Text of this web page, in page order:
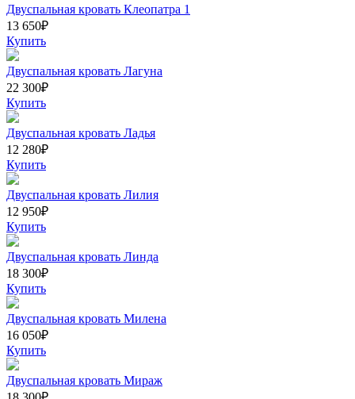
Двуспальная кровать Клеопатра 1
13 650₽
Купить
Двуспальная кровать Лагуна
22 300₽
Купить
Двуспальная кровать Ладья
12 280₽
Купить
Двуспальная кровать Лилия
12 950₽
Купить
Двуспальная кровать Линда
18 300₽
Купить
Двуспальная кровать Милена
16 050₽
Купить
Двуспальная кровать Мираж